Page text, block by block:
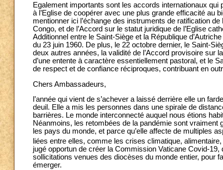
Egalement importants sont les accords internationaux qui
à l’Eglise de coopérer avec une plus grande efficacité au
mentionner ici l’échange des instruments de ratification
Congo, et de l’Accord sur le statut juridique de l’Eglise
Additionnel entre le Saint-Siège et la République
du 23 juin 1960. De plus, le 22 octobre dernier, le Saint-
deux autres années, la validité de l’Accord provisoire sur
d’une entente à caractère essentiellement pastoral, et le
de respect et de confiance réciproques, contribuant en
Chers Ambassadeurs,
l’année qui vient de s’achever a laissé derrière elle un
deuil. Elle a mis les personnes dans une spirale de
barrières. Le monde interconnecté auquel nous étions
Néanmoins, les retombées de la pandémie sont vraiment
les pays du monde, et parce qu’elle affecte de multiples
liées entre elles, comme les crises climatique,
jugé opportun de créer la Commission Vaticane Covid-
sollicitations venues des diocèses du monde entier, pour
émerger.